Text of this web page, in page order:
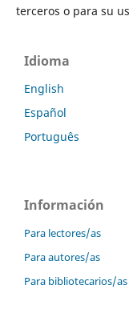
terceros o para su
Idioma
English
Español
Português
Información
Para lectores/as
Para autores/as
Para bibliotecarios/as